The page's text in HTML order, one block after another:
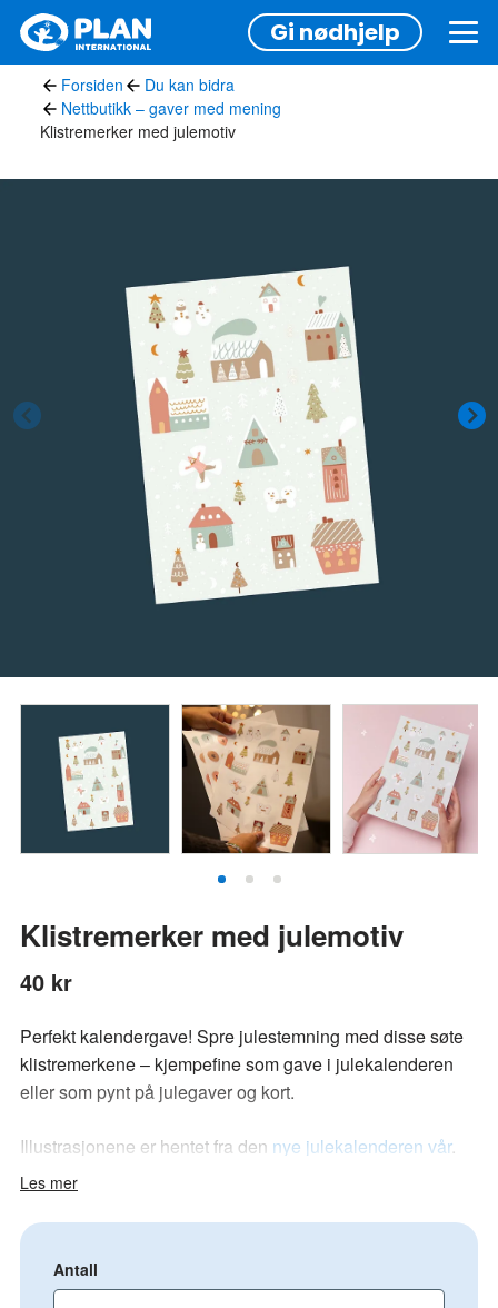
Hopp
hovedinnhold
Gi nødhjelp
Forsiden
Du kan bidra
Nettbutikk – gaver med mening
Klistremerker med julemotiv
Klistremerker med julemotiv
40 kr
Perfekt kalendergave! Spre julestemning med disse søte
klistremerkene – kjempefine som gave i julekalenderen
eller som pynt på julegaver og kort.
Illustrasjonene er hentet fra den nye julekalenderen vår.
Les mer
Antall